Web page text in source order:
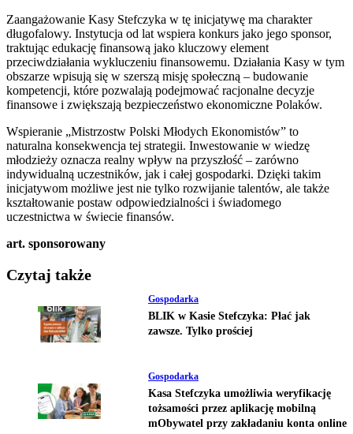
Zaangażowanie Kasy Stefczyka w tę inicjatywę ma charakter
długofalowy. Instytucja od lat wspiera konkurs jako jego sponsor,
traktując edukację finansową jako kluczowy element
przeciwdziałania wykluczeniu finansowemu. Działania Kasy w tym
obszarze wpisują się w szerszą misję społeczną – budowanie
kompetencji, które pozwalają podejmować racjonalne decyzje
finansowe i zwiększają bezpieczeństwo ekonomiczne Polaków.
Wspieranie „Mistrzostw Polski Młodych Ekonomistów” to
naturalna konsekwencja tej strategii. Inwestowanie w wiedzę
młodzieży oznacza realny wpływ na przyszłość – zarówno
indywidualną uczestników, jak i całej gospodarki. Dzięki takim
inicjatywom możliwe jest nie tylko rozwijanie talentów, ale także
kształtowanie postaw odpowiedzialności i świadomego
uczestnictwa w świecie finansów.
art. sponsorowany
Czytaj także
Gospodarka
BLIK w Kasie Stefczyka: Płać jak
zawsze. Tylko prościej
Gospodarka
Kasa Stefczyka umożliwia weryfikację
tożsamości przez aplikację mobilną
mObywatel przy zakładaniu konta online